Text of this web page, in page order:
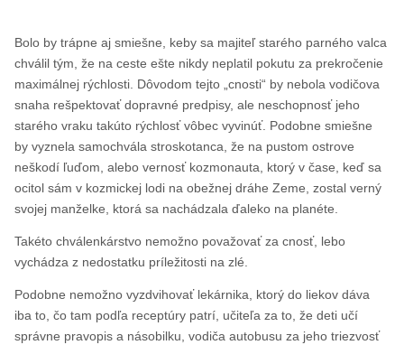
Bolo by trápne aj smiešne, keby sa majiteľ starého parného valca
chválil tým, že na ceste ešte nikdy neplatil pokutu za prekročenie
maximálnej rýchlosti. Dôvodom tejto „cnosti“ by nebola vodičova
snaha rešpektovať dopravné predpisy, ale neschopnosť jeho
starého vraku takúto rýchlosť vôbec vyvinúť. Podobne smiešne
by vyznela samochvála stroskotanca, že na pustom ostrove
neškodí ľuďom, alebo vernosť kozmonauta, ktorý v čase, keď sa
ocitol sám v kozmickej lodi na obežnej dráhe Zeme, zostal verný
svojej manželke, ktorá sa nachádzala ďaleko na planéte.
Takéto chválenkárstvo nemožno považovať za cnosť, lebo
vychádza z nedostatku príležitosti na zlé.
Podobne nemožno vyzdvihovať lekárnika, ktorý do liekov dáva
iba to, čo tam podľa receptúry patrí, učiteľa za to, že deti učí
správne pravopis a násobilku, vodiča autobusu za jeho triezvosť